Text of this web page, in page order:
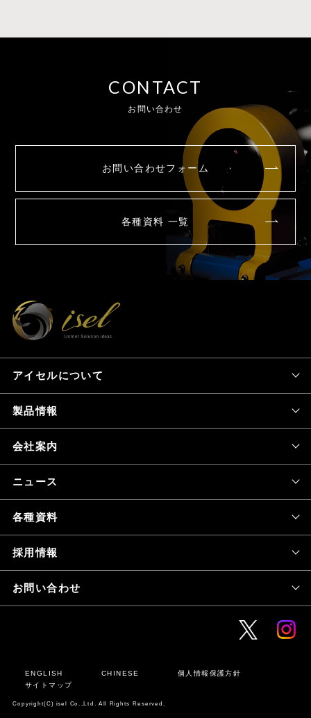
CONTACT
お問い合わせ
お問い合わせフォーム
各種資料 一覧
アイセルについて
製品情報
会社案内
ニュース
各種資料
採用情報
お問い合わせ
Copyright(C) isel Co.,Ltd. All Rights Reserved.
ENGLISH CHINESE
個人情報保護方針
サイトマップ